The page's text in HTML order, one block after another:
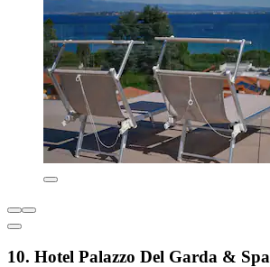
10. Hotel Palazzo Del Garda & Spa